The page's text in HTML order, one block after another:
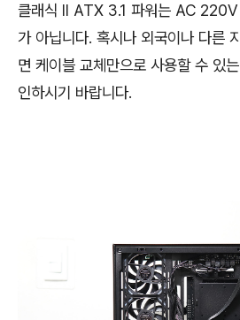
클래식 II ATX 3.1 파워는 AC
가 아닙니다. 혹시나 외국이나 다른
면 케이블 교체만으로 사용할 수 있
인하시기 바랍니다.